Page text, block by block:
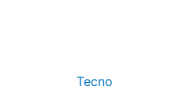
Tecno